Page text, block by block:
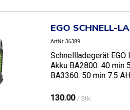
EGO SCHNELL-
ArtNr 36389
Schnellladegerät EGO
Akku BA2800: 40 min
BA3360: 50 min 7.5
130.00 / Stk.